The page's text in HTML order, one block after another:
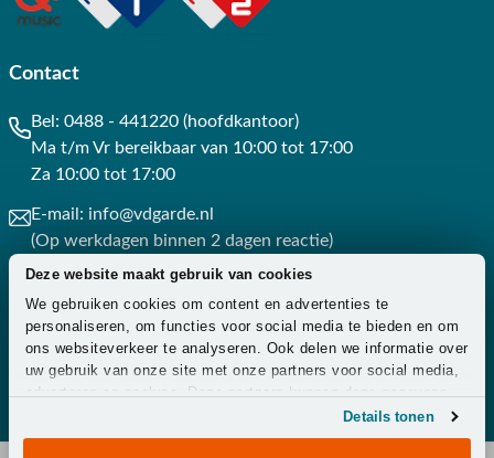
Deze website maakt gebruik van cookies
We gebruiken cookies om content en advertenties te
personaliseren, om functies voor social media te bieden en om
ons websiteverkeer te analyseren. Ook delen we informatie over
uw gebruik van onze site met onze partners voor social media,
adverteren en analyse. Deze partners kunnen deze gegevens
combineren met andere informatie die u aan ze heeft verstrekt
of die ze hebben verzameld op basis van uw gebruik van hun
Details tonen
Contact
Bel: 0488 - 441220 (hoofdkantoor)
Ma t/m Vr bereikbaar van 10:00 tot 17:00
Za 10:00 tot 17:00
E-mail: info@vdgarde.nl
(Op werkdagen binnen 2 dagen reactie)
Whatsapp: 0488441220
(Op werkdagen binnen 3 uur reactie)
Contact